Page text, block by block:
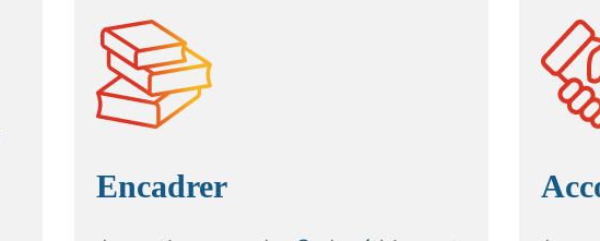
Encadrer